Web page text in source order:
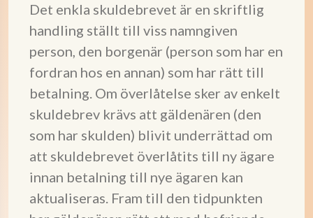
Det enkla skuldebrevet är en skriftlig
handling ställt till viss namngiven
person, den borgenär (person som har en
fordran hos en annan) som har rätt till
betalning. Om överlåtelse sker av enkelt
skuldebrev krävs att gäldenären (den
som har skulden) blivit underrättad om
att skuldebrevet överlåtits till ny ägare
innan betalning till nye ägaren kan
aktualiseras. Fram till den tidpunkten